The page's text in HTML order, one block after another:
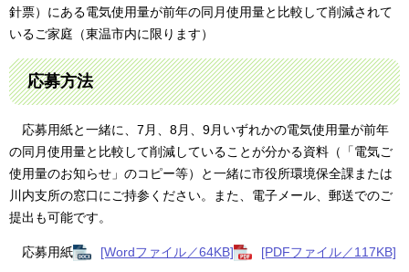
針票）にある電気使用量が前年の同月使用量と比較して削減されて
いるご家庭（東温市内に限ります）
応募方法
応募用紙と一緒に、7月、8月、9月いずれかの電気使用量が前年
の同月使用量と比較して削減していることが分かる資料（「電気ご
使用量のお知らせ」のコピー等）と一緒に市役所環境保全課または
川内支所の窓口にご持参ください。また、電子メール、郵送でのご
提出も可能です。
応募用紙 [Wordファイル／64KB] [PDFファイル／117KB]